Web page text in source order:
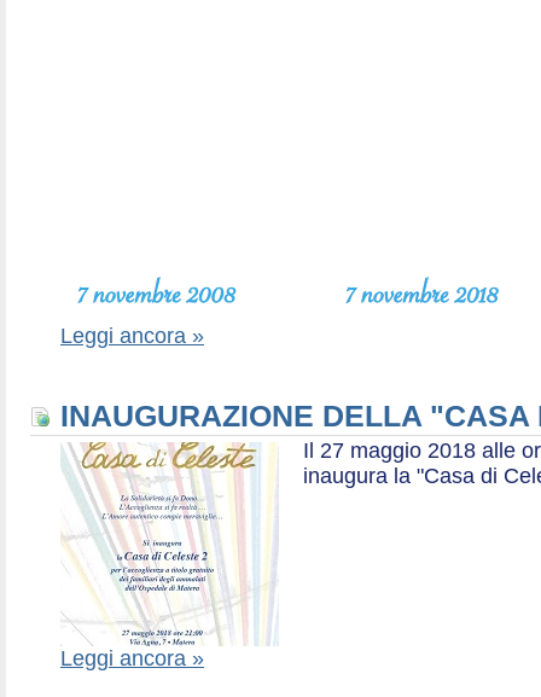
Leggi ancora »
INAUGURAZIONE DELLA
Il 27 maggio 2018 alle
inaugura la "Casa di
Leggi ancora »